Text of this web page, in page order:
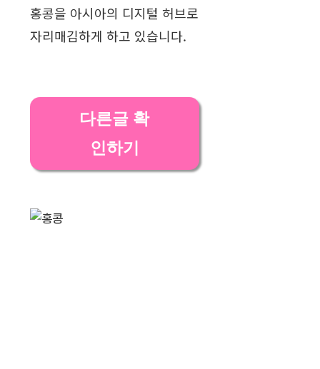
홍콩을 아시아의 디지털 허브로
자리매김하게 하고 있습니다.
다른글 확
인하기